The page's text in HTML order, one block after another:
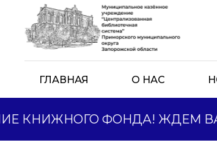
ГЛАВНАЯ О НАС
КНИЖНОГО ФОНДА! ЖДЕМ